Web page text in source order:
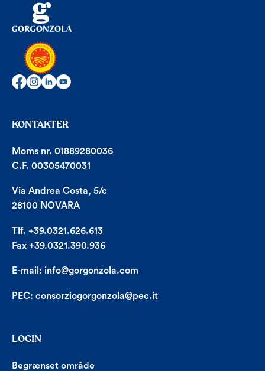
KONTAKTER
Moms nr. 01889280036
C.F. 00305470031
Via Andrea Costa, 5/c
28100 NOVARA
Tlf. +39.0321.626.613
Fax +39.0321.390.936
E-mail: info@gorgonzola.com
PEC: consorziogorgonzola@pec.it
LOGIN
Begrænset område